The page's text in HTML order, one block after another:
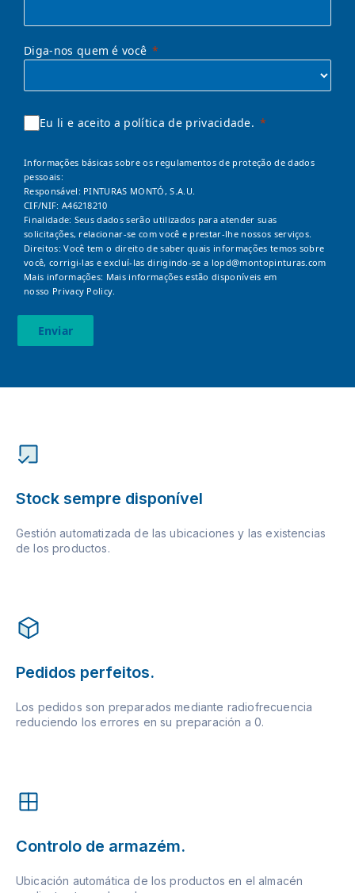
Diga-nos quem é você
Eu li e aceito a política de privacidade.
Informações básicas sobre os regulamentos de proteção de dados
pessoais:
Responsável: PINTURAS MONTÓ, S.A.U.
CIF/NIF: A46218210
Finalidade: Seus dados serão utilizados para atender suas
solicitações, relacionar-se com você e prestar-lhe nossos serviços.
Direitos: Você tem o direito de saber quais informações temos sobre
você, corrigi-las e excluí-las dirigindo-se a lopd@montopinturas.com
Mais informações: Mais informações estão disponíveis em
nosso Privacy Policy.
Enviar
Stock sempre disponível
Gestión automatizada de las ubicaciones y las existencias
de los productos.
Pedidos perfeitos.
Los pedidos son preparados mediante radiofrecuencia
reduciendo los errores en su preparación a 0.
Controlo de armazém.
Ubicación automática de los productos en el almacén